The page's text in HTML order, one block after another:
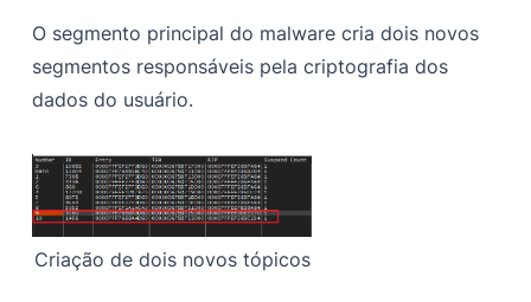
O segmento principal do malware cria dois novos
segmentos responsáveis pela criptografia dos
dados do usuário.
Criação de dois novos tópicos